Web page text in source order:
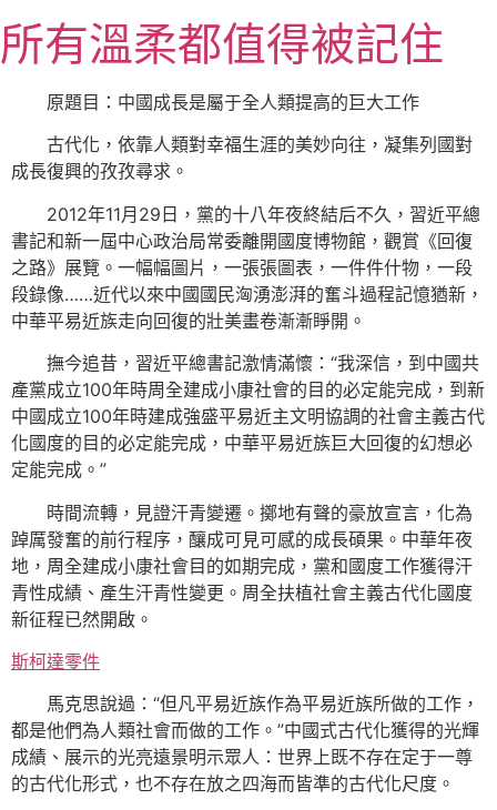
至
主所有溫柔都值得被記住
原題目：中國成長是屬于全人類提高的巨大工作
古代化，依靠人類對幸福生涯的美妙向往，凝集列國對
成長復興的孜孜尋求。
2012年11月29日，黨的十八年夜終結后不久，習近平總
書記和新一屆中心政治局常委離開國度博物館，觀賞《回復
之路》展覽。一幅幅圖片，一張張圖表，一件件什物，一段
段錄像……近代以來中國國民洶湧澎湃的奮斗過程記憶猶新，
中華平易近族走向回復的壯美畫卷漸漸睜開。
撫今追昔，習近平總書記激情滿懷：“我深信，到中國共
產黨成立100年時周全建成小康社會的目的必定能完成，到新
中國成立100年時建成強盛平易近主文明協調的社會主義古代
化國度的目的必定能完成，中華平易近族巨大回復的幻想必
定能完成。”
時間流轉，見證汗青變遷。擲地有聲的豪放宣言，化為
踔厲發奮的前行程序，釀成可見可感的成長碩果。中華年夜
地，周全建成小康社會目的如期完成，黨和國度工作獲得汗
青性成績、產生汗青性變更。周全扶植社會主義古代化國度
新征程已然開啟。
斯柯達零件
馬克思說過：“但凡平易近族作為平易近族所做的工作，
都是他們為人類社會而做的工作。”中國式古代化獲得的光輝
成績、展示的光亮遠景明示眾人：世界上既不存在定于一尊
的古代化形式，也不存在放之四海而皆準的古代化尺度。